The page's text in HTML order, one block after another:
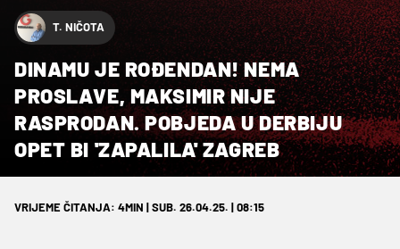
T. NIČOTA
DINAMU JE ROĐENDAN! NEMA
PROSLAVE, MAKSIMIR NIJE
RASPRODAN. POBJEDA U DERBIJU
OPET BI 'ZAPALILA' ZAGREB
VRIJEME ČITANJA: 4MIN | SUB. 26.04.25. | 08:15